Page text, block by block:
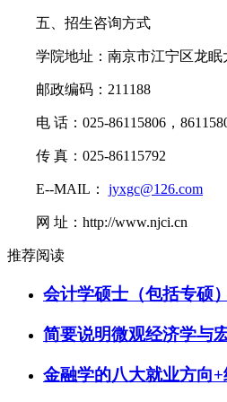
五、招生咨询方式
学院地址：南京市江宁区龙眠
邮政编码：211188
电 话：025-86115806，
传 真：025-86115792
E--MAIL： jyxgc@126.com
网 址：http://www.njci.cn
推荐阅读
会计学硕士（包括专硕
简要说明微观经济学与
金融学的八大就业方向